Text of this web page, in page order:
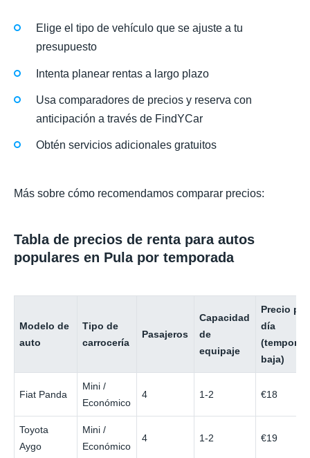
Elige el tipo de vehículo que se ajuste a tu
presupuesto
Intenta planear rentas a largo plazo
Usa comparadores de precios y reserva con
anticipación a través de FindYCar
Obtén servicios adicionales gratuitos
Más sobre cómo recomendamos comparar precios:
Tabla de precios de renta para autos
populares en Pula por temporada
Modelo de
auto
Tipo de
carrocería
Pasajeros
Capacidad
de
equipaje
Precio por
día
baja)
Fiat Panda
Mini /
Económico
4 1-2 €18
Toyota
Aygo
Mini /
Económico
4 1-2 €19